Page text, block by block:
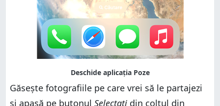
Găsește fotografiile pe care vrei să le partajezi
și apasă pe butonul Selectați din colțul din